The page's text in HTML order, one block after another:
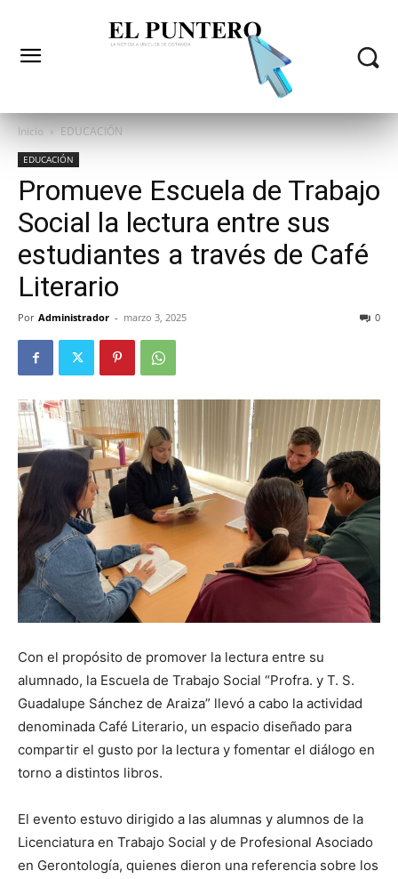
Inicio EDUCACIÓN
EDUCACIÓN
Promueve Escuela de Trabajo
Social la lectura entre sus
estudiantes a través de Café
Literario
Por Administrador - marzo 3, 2025 0
Con el propósito de promover la lectura entre su
alumnado, la Escuela de Trabajo Social “Profra. y T. S.
Guadalupe Sánchez de Araiza” llevó a cabo la actividad
denominada Café Literario, un espacio diseñado para
compartir el gusto por la lectura y fomentar el diálogo en
torno a distintos libros.
El evento estuvo dirigido a las alumnas y alumnos de la
Licenciatura en Trabajo Social y de Profesional Asociado
en Gerontología, quienes dieron una referencia sobre los